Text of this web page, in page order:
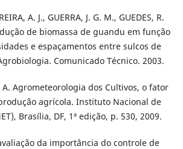
A. J., GUERRA, J. G. M., GUEDES, R.
de biomassa de guandu em função
e espaçamentos entre sulcos de
Comunicado Técnico. 2003.
A. Agrometeorologia dos Cultivos, o fator
agrícola. Instituto Nacional de
Brasília, DF, 1ª edição, p. 530, 2009.
da importância do controle de